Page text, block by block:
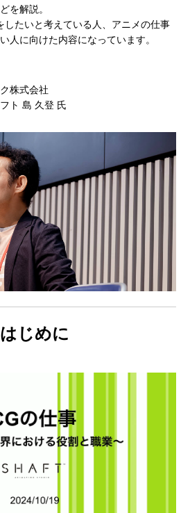
ションのご紹介
2021.05.12
による次世代デ
」
形作品集』発売
を解説。
したいと考えている人、アニメの仕事
人に向けた内容になっています。
株式会社
ト 島 久登 氏
はじめに